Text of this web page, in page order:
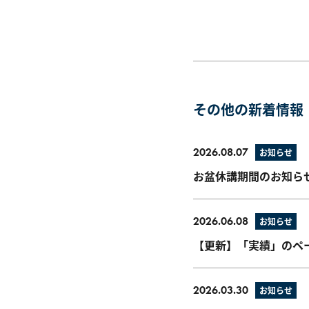
その他の新着情報
2026.08.07 お知らせ
お盆休講期間のお知ら
2026.06.08 お知らせ
【更新】「実績」のペ
2026.03.30 お知らせ